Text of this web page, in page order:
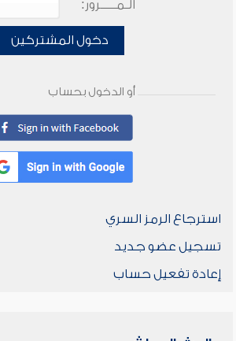
الـمـــــرور:
دخول المشتركين
أو الدخول بحساب
استرجاع الرمز السري
تسجيل عضو جديد
إعادة تفعيل حساب